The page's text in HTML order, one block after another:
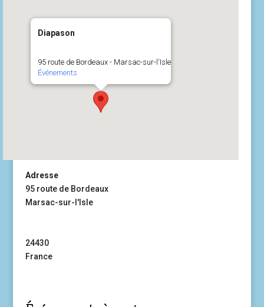
Diapason
95 route de Bordeaux - Marsac-sur-l'Isle
Événements
Adresse
95 route de Bordeaux
Marsac-sur-l'Isle
24430
France